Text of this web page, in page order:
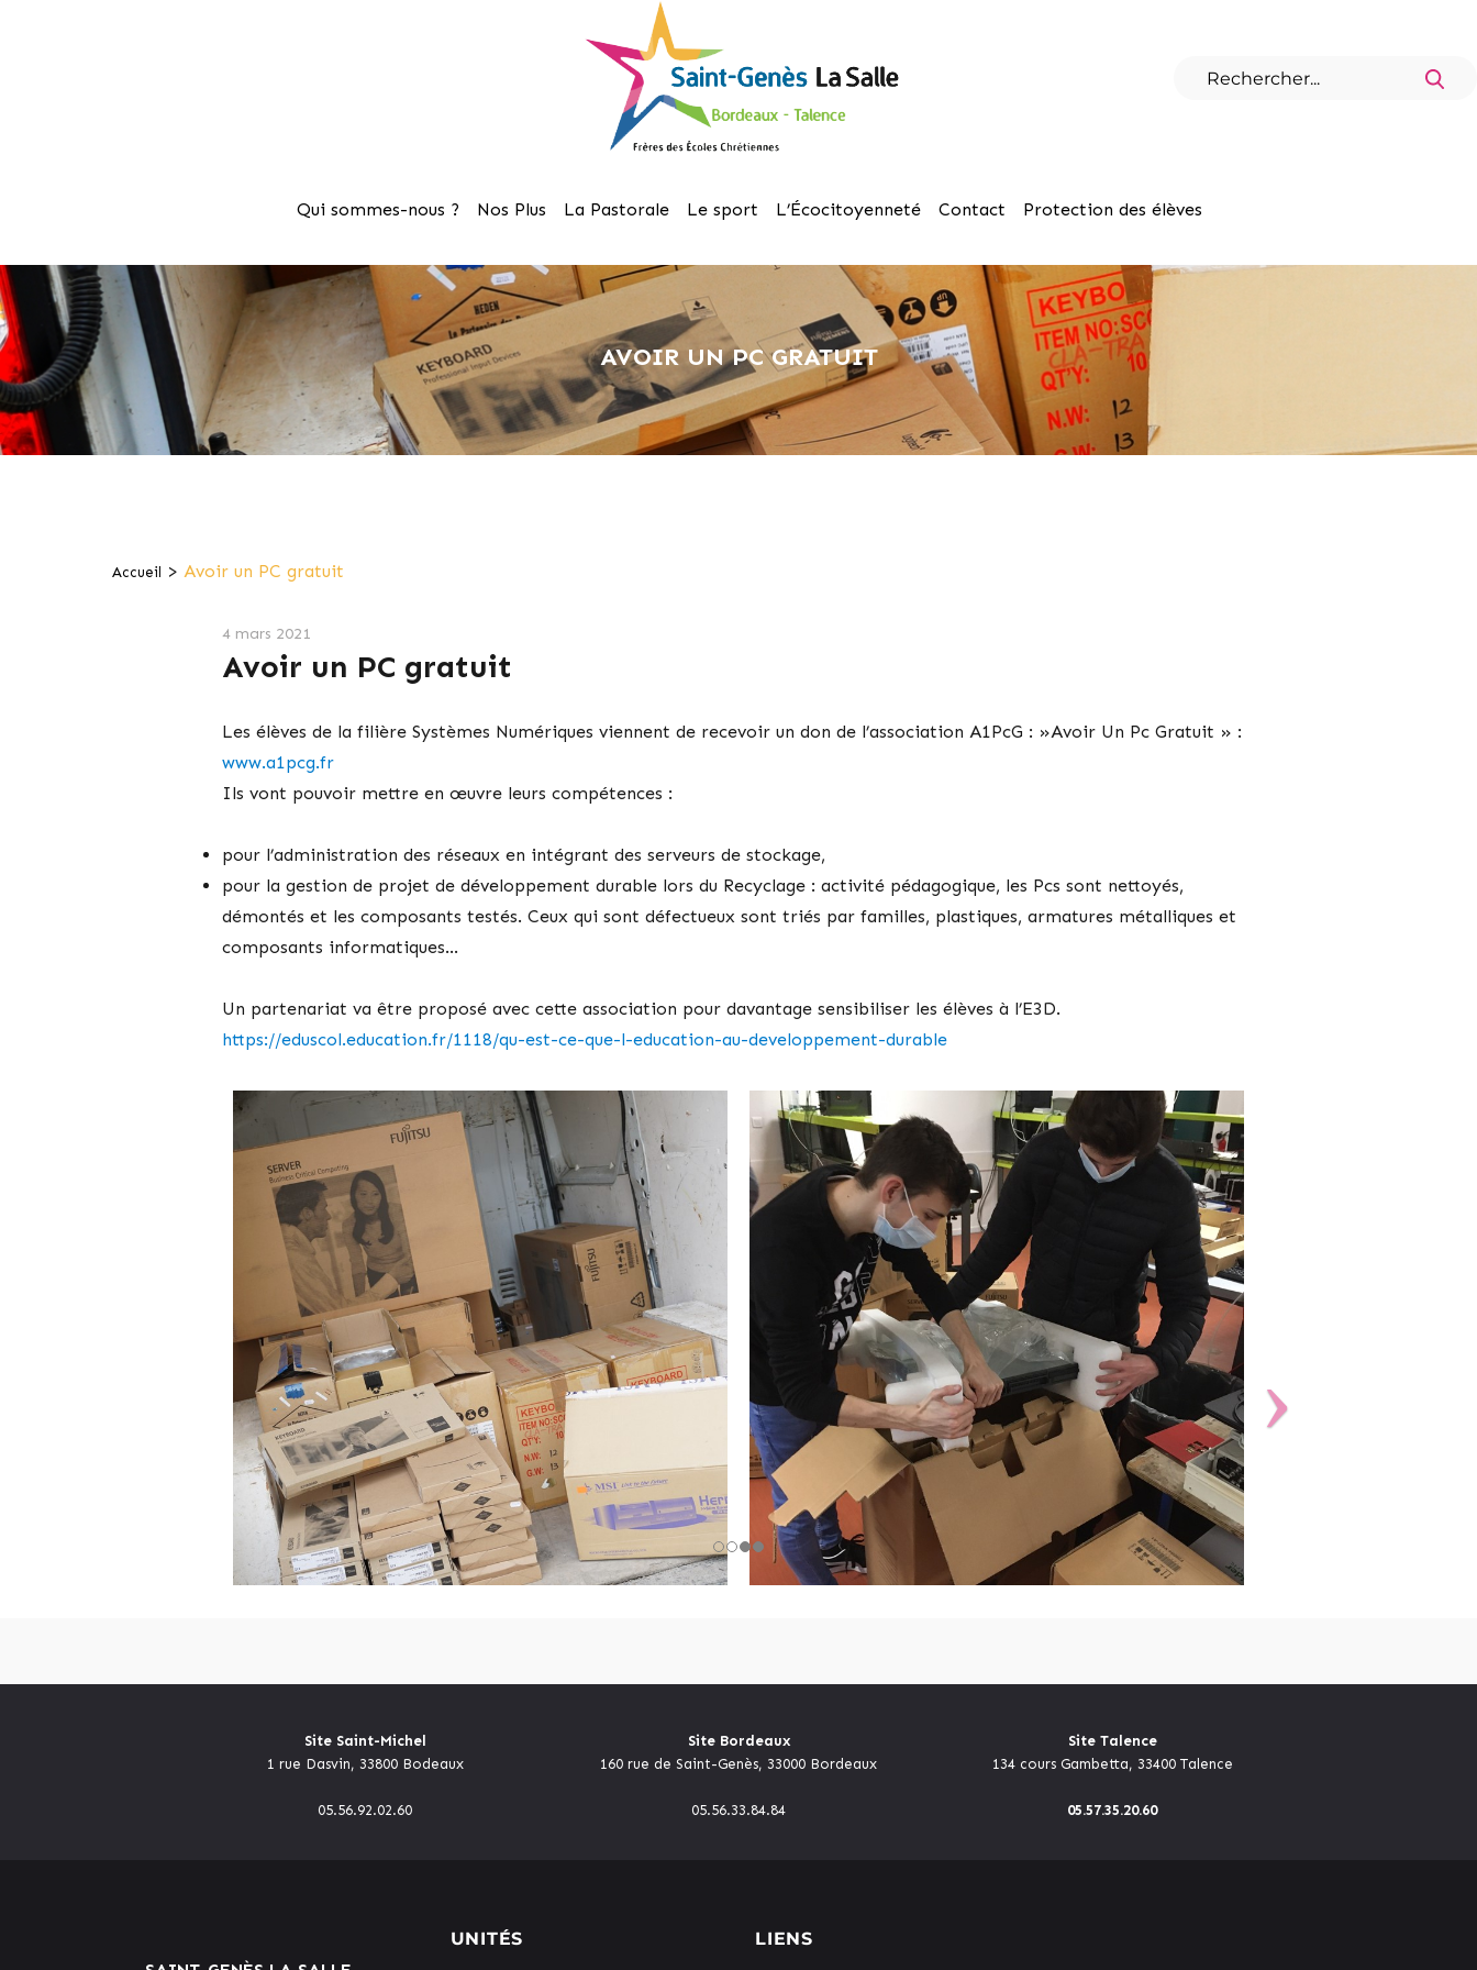
Qui sommes-nous ? Nos Plus La Pastorale Le sport L’Écocitoyenneté Contact Protection des élèves
AVOIR UN PC GRATUIT
Accueil > Avoir un PC gratuit
4 mars 2021
Avoir un PC gratuit
Les élèves de la filière Systèmes Numériques viennent de recevoir un don de l’association A1PcG : »Avoir Un Pc Gratuit » :
www.a1pcg.fr
Ils vont pouvoir mettre en œuvre leurs compétences :
pour l’administration des réseaux en intégrant des serveurs de stockage,
pour la gestion de projet de développement durable lors du Recyclage : activité pédagogique, les Pcs sont nettoyés,
démontés et les composants testés. Ceux qui sont défectueux sont triés par familles, plastiques, armatures métalliques et
composants informatiques…
Un partenariat va être proposé avec cette association pour davantage sensibiliser les élèves à l’E3D.
https://eduscol.education.fr/1118/qu-est-ce-que-l-education-au-developpement-durable
Site Saint-Michel
1 rue Dasvin, 33800 Bodeaux
05.56.92.02.60
Site Bordeaux
160 rue de Saint-Genès, 33000 Bordeaux
05.56.33.84.84
Site Talence
134 cours Gambetta, 33400 Talence
05.57.35.20.60
UNITÉS LIENS